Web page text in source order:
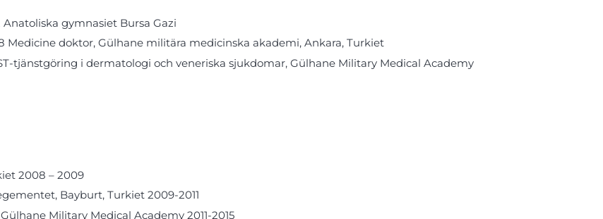
Anatoliska gymnasiet Bursa Gazi
Medicine doktor, Gülhane militära medicinska akademi, Ankara, Turkiet
ST-tjänstgöring i dermatologi och veneriska sjukdomar, Gülhane Military Medical Academy
2008 – 2009
Bayburt, Turkiet 2009-2011
Military Medical Academy 2011-2015